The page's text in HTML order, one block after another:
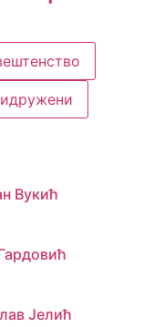
Вукић
Јелић